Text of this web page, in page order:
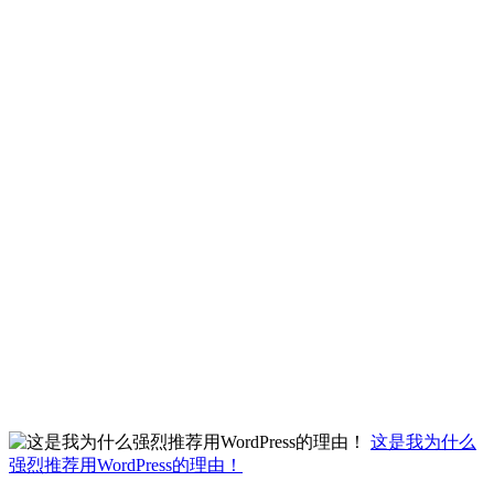
这是我为什么
强烈推荐用WordPress的理由！